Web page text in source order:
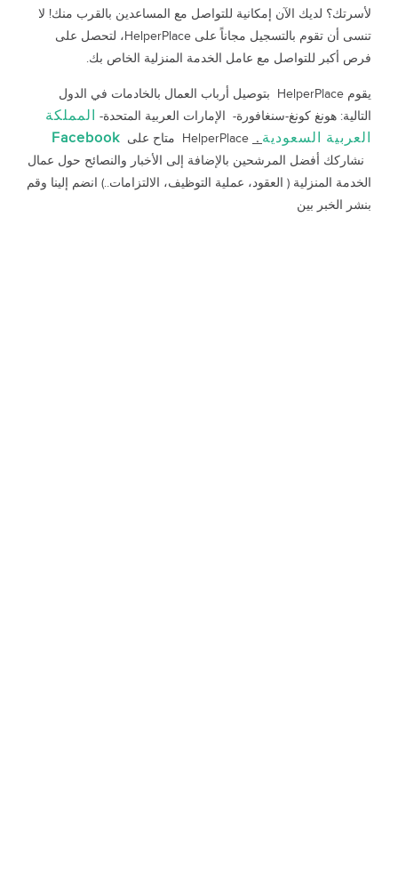
لأسرتك؟ لديك الآن إمكانية للتواصل مع المساعدين بالقرب منك! لا
تنسى أن تقوم بالتسجيل مجاناً على HelperPlace، لتحصل على
فرص أكبر للتواصل مع عامل الخدمة المنزلية الخاص بك.
يقوم HelperPlace بتوصيل أرباب العمال بالخادمات في الدول
التالية: هونغ كونغ-سنغافورة- الإمارات العربية المتحدة- المملكة
العربية السعودية .
Facebook
نشاركك أفضل المرشحين بالإضافة إلى الأخبار والنصائح حول عمال
الخدمة المنزلية ( العقود، عملية التوظيف، الالتزامات..) انضم إلينا وقم
بنشر الخبر بين